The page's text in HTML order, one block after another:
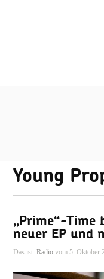
Young
„Prime“-Time
neuer EP und
Das ist: Radiovom 5. Oktober